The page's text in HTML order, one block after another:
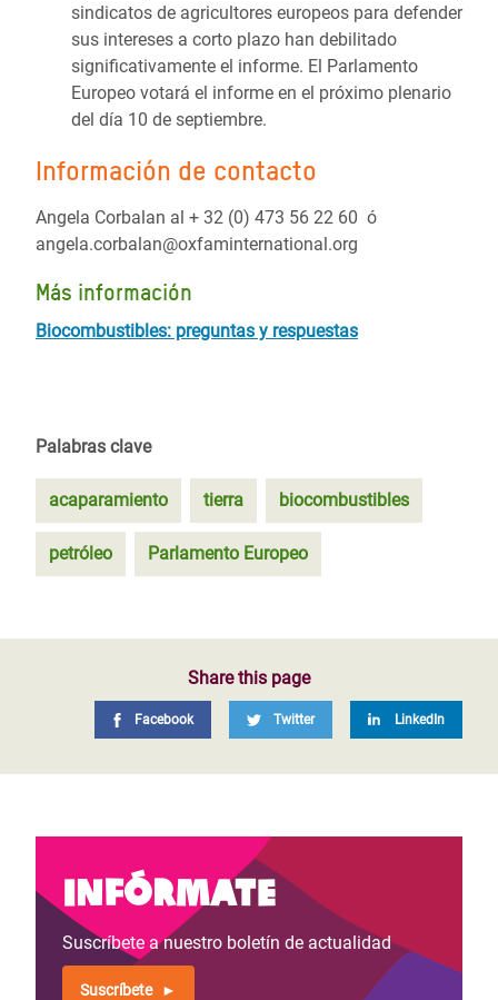
sindicatos de agricultores europeos para defender
sus intereses a corto plazo han debilitado
significativamente el informe. El Parlamento
Europeo votará el informe en el próximo plenario
del día 10 de septiembre.
Información de contacto
Angela Corbalan al + 32 (0) 473 56 22 60 ó
angela.corbalan@oxfaminternational.org
Más información
Biocombustibles: preguntas y respuestas
Palabras clave
acaparamiento tierra biocombustibles
petróleo Parlamento Europeo
Share this page
Facebook Twitter LinkedIn
Infórmate
Suscríbete a nuestro boletín de actualidad
Suscríbete